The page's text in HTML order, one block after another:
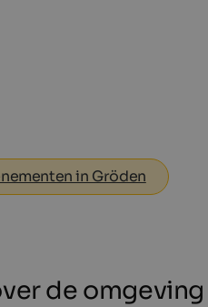
in Gröden
de omgeving